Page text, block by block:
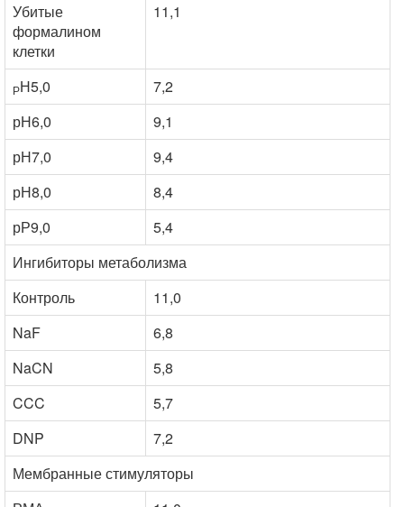
Убитые
формалином
клетки
11,1
РН5,0
7,2
рН6,0
9,1
рН7,0
9,4
рН8,0
8,4
рР9,0
5,4
Ингибиторы метаболизма
Контроль
11,0
NaF
6,8
NaCN
5,8
CCC
5,7
DNP
7,2
Мембранные стимуляторы